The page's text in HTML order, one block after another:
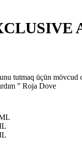
₼
tutmaq üçün mövcud
” Roja Dove